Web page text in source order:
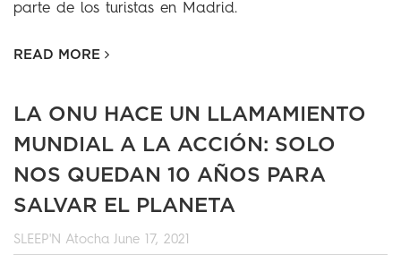
parte de los turistas en Madrid.
READ MORE
LA ONU HACE UN LLAMAMIENTO
MUNDIAL A LA ACCIÓN: SOLO
NOS QUEDAN 10 AÑOS PARA
SALVAR EL PLANETA
SLEEP'N Atocha June 17, 2021